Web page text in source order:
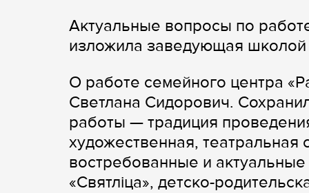
Актуальные вопросы по
изложила заведующая
О работе семейного центра
Светлана Сидорович.
работы — традиция
художественная, театральная
востребованные и
«Святлiца», детско-